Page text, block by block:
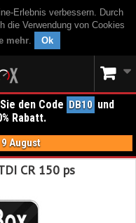
Erlebnis verbessern. Durch
die Verwendung von Cookies
mehr. Ok
den Code DB10 und
Rabatt.
August
CR 150 ps